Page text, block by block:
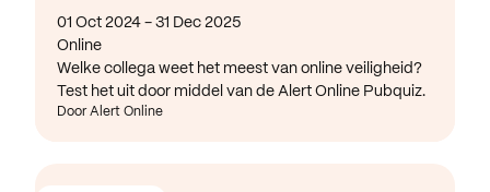
01 Oct 2024 - 31 Dec 2025
Online
Welke collega weet het meest van online veiligheid?
Test het uit door middel van de Alert Online Pubquiz.
Door Alert Online